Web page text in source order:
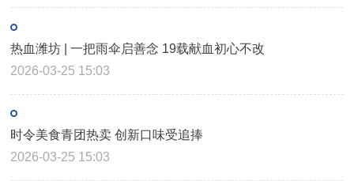
热血潍坊 | 一把雨伞启善念 19载献血初心不改
2026-03-25 15:03
时令美食青团热卖 创新口味受追捧
2026-03-25 15:03